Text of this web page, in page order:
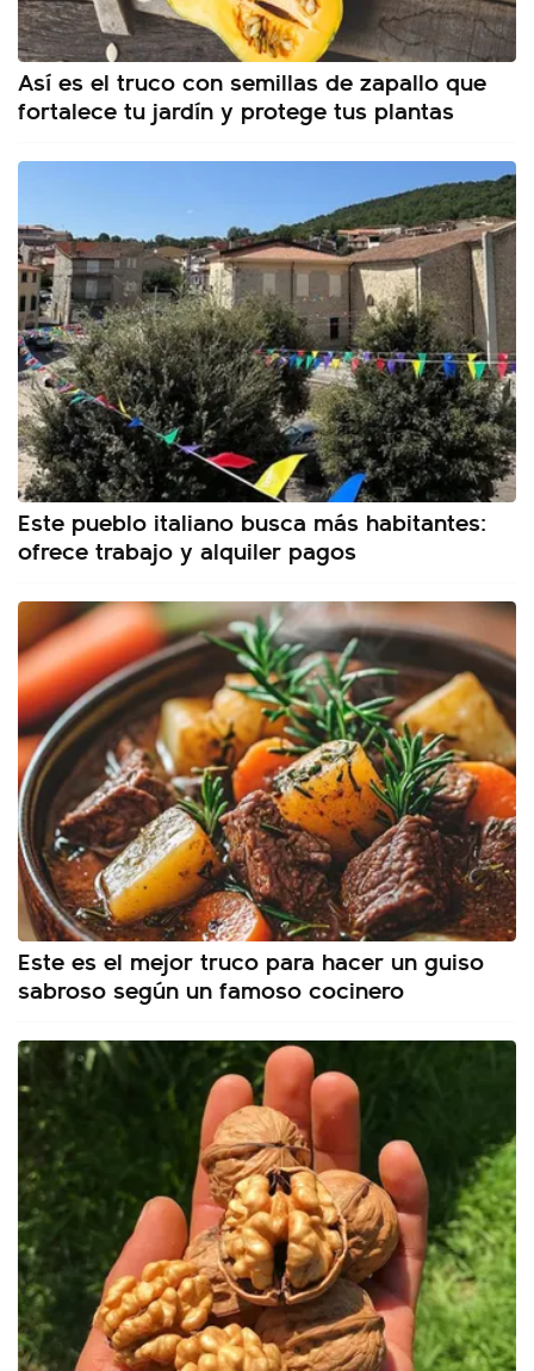
Así es el truco con semillas de zapallo que
fortalece tu jardín y protege tus plantas
Este pueblo italiano busca más habitantes:
ofrece trabajo y alquiler pagos
Este es el mejor truco para hacer un guiso
sabroso según un famoso cocinero